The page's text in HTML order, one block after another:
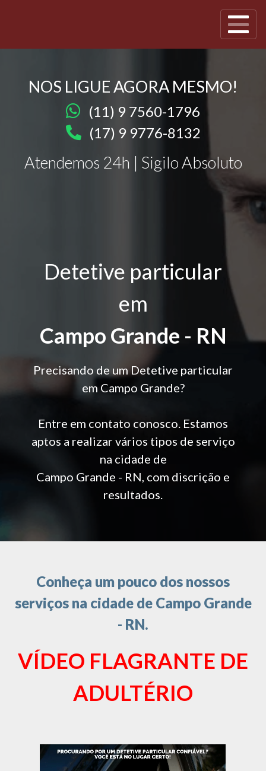
NOS LIGUE AGORA MESMO!
(11) 9 7560-1796
(17) 9 9776-8132
Atendemos 24h | Sigilo Absoluto
Detetive particular
em
Campo Grande - RN
Precisando de um Detetive particular
em Campo Grande?
Entre em contato conosco. Estamos
aptos a realizar vários tipos de serviço
na cidade de
Campo Grande - RN, com discrição e
resultados.
Conheça um pouco dos nossos
serviços na cidade de Campo Grande
- RN.
VÍDEO FLAGRANTE DE
ADULTÉRIO